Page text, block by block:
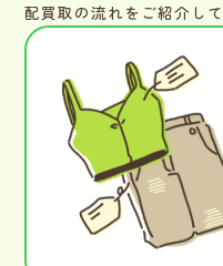
配買取の流れをご紹介して